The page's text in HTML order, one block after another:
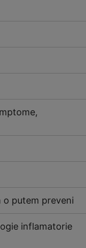
o putem preveni
inflamatorie